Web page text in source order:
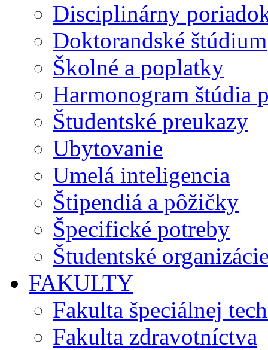
Disciplinárny
Doktorandské štúdium
Školné a poplatky
Harmonogram štúdia
Študentské preukazy
Ubytovanie
Umelá inteligencia
Štipendiá a pôžičky
Špecifické potreby
Študentské
FAKULTY
Fakulta špeciálnej
Fakulta zdravotníctva